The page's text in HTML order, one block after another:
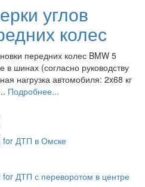
углов
колес
передних колес BMW 5
шинах (согласно руководству
нагрузка автомобиля: 2x68 кг
Подробнее...